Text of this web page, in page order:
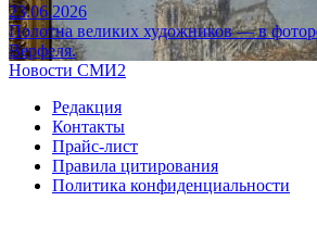
23.06.2026
Полотна великих художников — в
Верфеля.
Новости СМИ2
Редакция
Контакты
Прайс-лист
Правила цитирования
Политика конфиденциальности